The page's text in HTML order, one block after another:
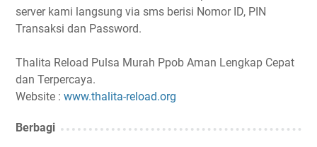
server kami langsung via sms berisi Nomor ID, PIN
Transaksi dan Password.
Thalita Reload Pulsa Murah Ppob Aman Lengkap Cepat
dan Terpercaya.
Website : www.thalita-reload.org
Berbagi